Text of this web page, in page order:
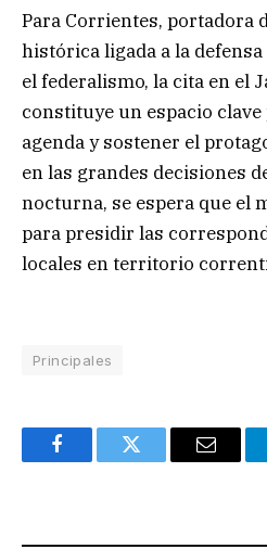
Para Corrientes, portadora
histórica ligada a la
el federalismo, la cita en el
constituye un espacio
agenda y sostener el
en las grandes decisiones
nocturna, se espera que el
para presidir las
locales en territorio
Principales
FacebookTwitter Email